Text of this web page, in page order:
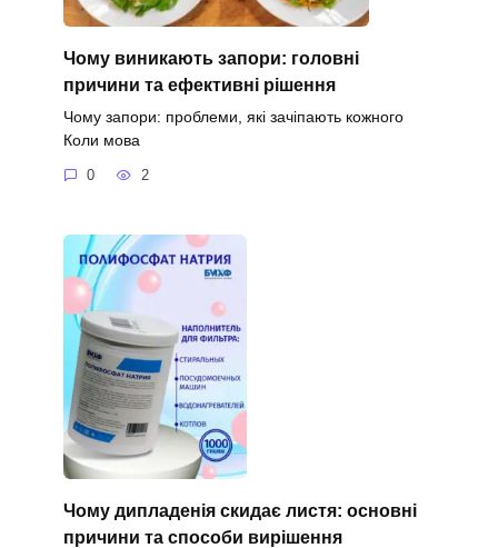
Чому виникають запори: головні
причини та ефективні рішення
Чому запори: проблеми, які зачіпають кожного
Коли мова
0 2
Чому дипладенія скидає листя: основні
причини та способи вирішення